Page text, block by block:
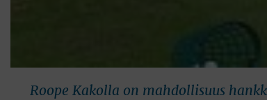
Roope Kakolla on mahdollisuus